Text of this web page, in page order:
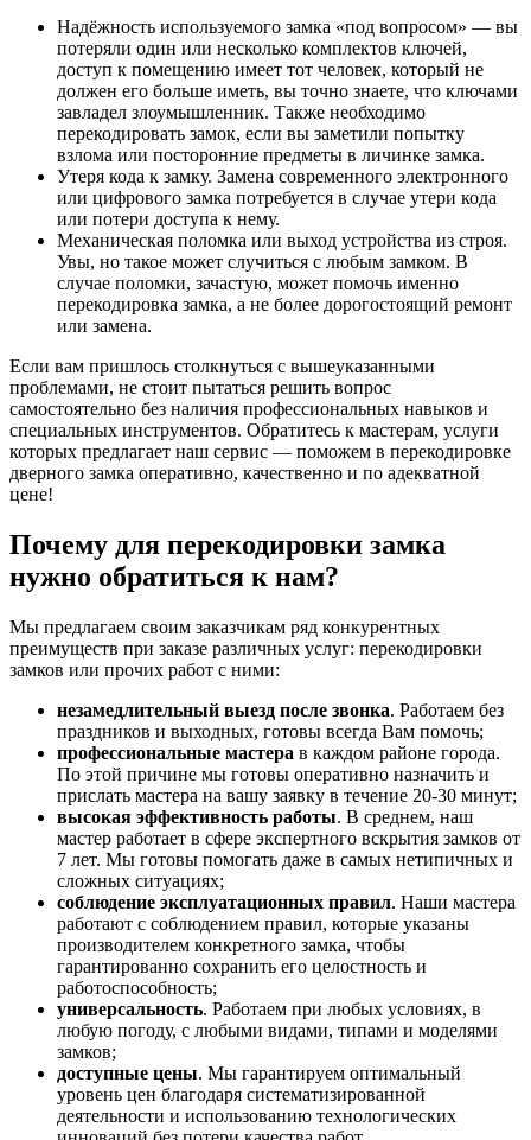
Надёжность используемого замка «под вопросом» — вы
потеряли один или несколько комплектов ключей,
доступ к помещению имеет тот человек, который не
должен его больше иметь, вы точно знаете, что ключами
завладел злоумышленник. Также необходимо
перекодировать замок, если вы заметили попытку
взлома или посторонние предметы в личинке замка.
Утеря кода к замку. Замена современного электронного
или цифрового замка потребуется в случае утери кода
или потери доступа к нему.
Механическая поломка или выход устройства из строя.
Увы, но такое может случиться с любым замком. В
случае поломки, зачастую, может помочь именно
перекодировка замка, а не более дорогостоящий ремонт
или замена.
Если вам пришлось столкнуться с вышеуказанными
проблемами, не стоит пытаться решить вопрос
самостоятельно без наличия профессиональных навыков и
специальных инструментов. Обратитесь к мастерам, услуги
которых предлагает наш сервис — поможем в перекодировке
дверного замка оперативно, качественно и по адекватной
цене!
Почему для перекодировки замка
нужно обратиться к нам?
Мы предлагаем своим заказчикам ряд конкурентных
преимуществ при заказе различных услуг: перекодировки
замков или прочих работ с ними:
незамедлительный выезд после звонка. Работаем без
праздников и выходных, готовы всегда Вам помочь;
профессиональные мастера в каждом районе города.
По этой причине мы готовы оперативно назначить и
прислать мастера на вашу заявку в течение 20-30 минут;
высокая эффективность работы. В среднем, наш
мастер работает в сфере экспертного вскрытия замков от
7 лет. Мы готовы помогать даже в самых нетипичных и
сложных ситуациях;
соблюдение эксплуатационных правил. Наши мастера
работают с соблюдением правил, которые указаны
производителем конкретного замка, чтобы
гарантированно сохранить его целостность и
работоспособность;
универсальность. Работаем при любых условиях, в
любую погоду, с любыми видами, типами и моделями
замков;
доступные цены. Мы гарантируем оптимальный
уровень цен благодаря систематизированной
деятельности и использованию технологических